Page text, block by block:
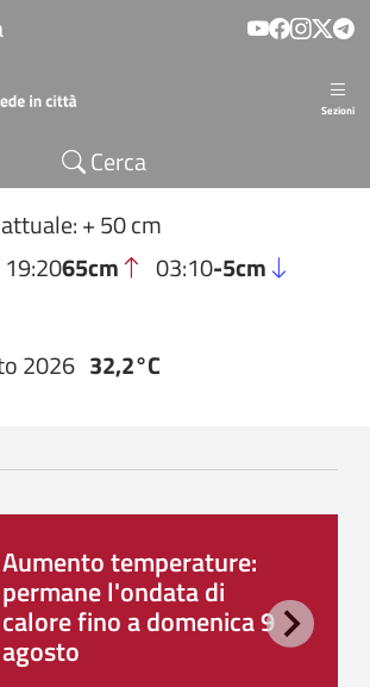
principale
Sezioni
Cerca
+ 50 cm
19:2065cm 03:10-5cm
2026 32,2°C
Aumento temperature:
permane l'ondata di
calore fino a domenica 9
agosto